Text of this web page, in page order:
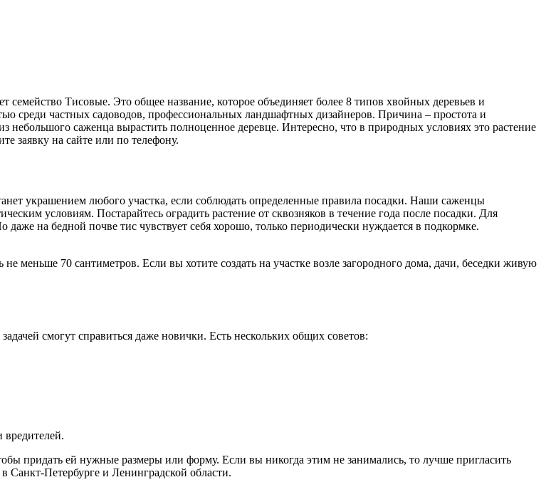
Тисовые. Это общее название, которое объединяет более 8 типов хвойных деревьев и
среди частных садоводов, профессиональных ландшафтных дизайнеров. Причина – простота и
небольшого саженца вырастить полноценное деревце. Интересно, что в природных условиях это растение
заявку на сайте или по телефону.
украшением любого участка, если соблюдать определенные правила посадки. Наши саженцы
условиям. Постарайтесь оградить растение от сквозняков в течение года после посадки. Для
на бедной почве тис чувствует себя хорошо, только периодически нуждается в подкормке.
меньше 70 сантиметров. Если вы хотите создать на участке возле загородного дома, дачи, беседки живую
смогут справиться даже новички. Есть нескольких общих советов:
вредителей.
придать ей нужные размеры или форму. Если вы никогда этим не занимались, то лучше пригласить
Санкт-Петербурге и Ленинградской области.